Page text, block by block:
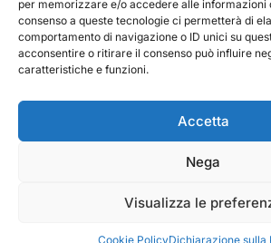
per memorizzare e/o accedere alle informazioni
consenso a queste tecnologie ci permetterà di
comportamento di navigazione o ID unici su
acconsentire o ritirare il consenso può influire
caratteristiche e funzioni.
Accetta
Nega
Visualizza le
Cookie PolicyDichiarazione sulla
@ 2026 - Tecnorecensioni